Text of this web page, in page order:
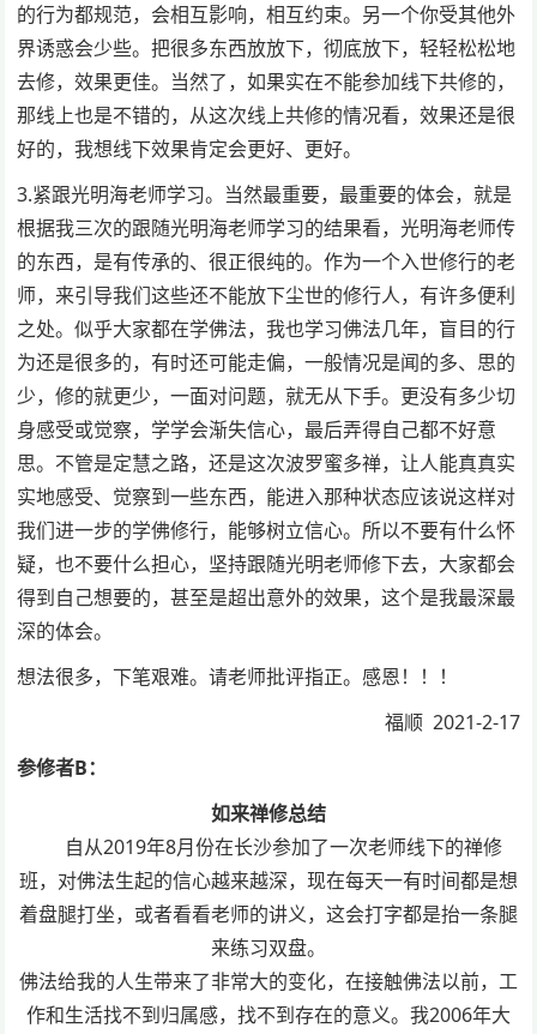
的行为都规范，会相互影响，相互约束。另一个你受其他外
界诱惑会少些。把很多东西放放下，彻底放下，轻轻松松地
去修，效果更佳。当然了，如果实在不能参加线下共修的，
那线上也是不错的，从这次线上共修的情况看，效果还是很
好的，我想线下效果肯定会更好、更好。
3.紧跟光明海老师学习。当然最重要，最重要的体会，就是
根据我三次的跟随光明海老师学习的结果看，光明海老师传
的东西，是有传承的、很正很纯的。作为一个入世修行的老
师，来引导我们这些还不能放下尘世的修行人，有许多便利
之处。似乎大家都在学佛法，我也学习佛法几年，盲目的行
为还是很多的，有时还可能走偏，一般情况是闻的多、思的
少，修的就更少，一面对问题，就无从下手。更没有多少切
身感受或觉察，学学会渐失信心，最后弄得自己都不好意
思。不管是定慧之路，还是这次波罗蜜多禅，让人能真真实
实地感受、觉察到一些东西，能进入那种状态应该说这样对
我们进一步的学佛修行，能够树立信心。所以不要有什么怀
疑，也不要什么担心，坚持跟随光明老师修下去，大家都会
得到自己想要的，甚至是超出意外的效果，这个是我最深最
深的体会。
想法很多，下笔艰难。请老师批评指正。感恩！！！
福顺 2021-2-17
参修者B：
如来禅修总结
自从2019年8月份在长沙参加了一次老师线下的禅修
班，对佛法生起的信心越来越深，现在每天一有时间都是想
着盘腿打坐，或者看看老师的讲义，这会打字都是抬一条腿
来练习双盘。
佛法给我的人生带来了非常大的变化，在接触佛法以前，工
作和生活找不到归属感，找不到存在的意义。我2006年大